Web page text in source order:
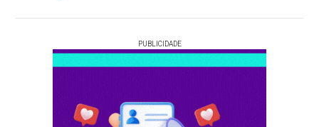
PUBLICIDADE